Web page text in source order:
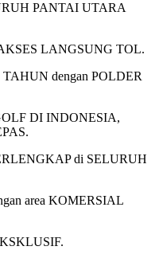
PANTAI UTARA
LANGSUNG TOL.
dengan POLDER
DI INDONESIA,
di SELURUH
area KOMERSIAL